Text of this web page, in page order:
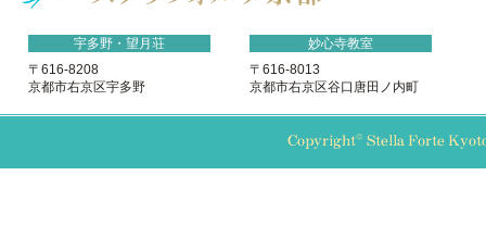
宇多野・望月荘
〒616-8208
京都市右京区宇多野
妙心寺教室
〒616-8013
京都市右京区谷口唐田ノ内町